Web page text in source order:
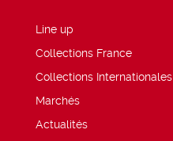
Line up
Collections France
Collections Internationales
Marchés
Actualités